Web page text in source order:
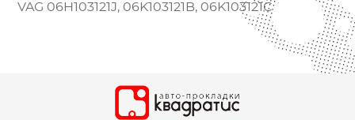
VAG 06H103121J, 06K103121B, 06K103121C